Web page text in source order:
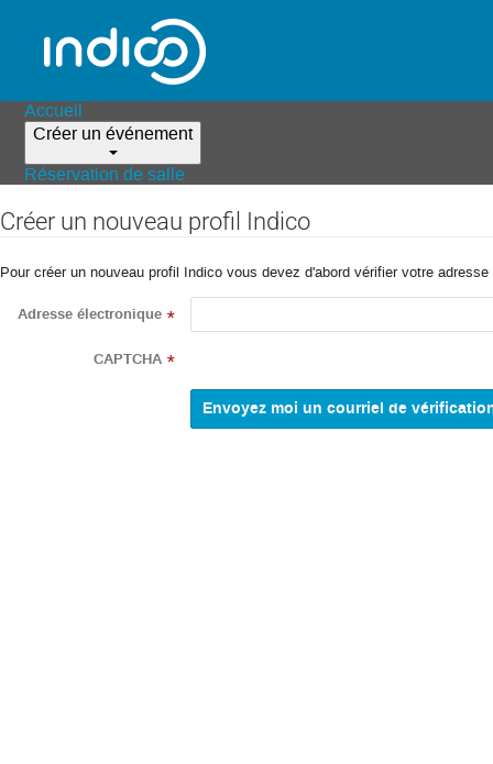
Accueil
Créer un événement
Réservation de salle
Créer un nouveau profil Indico
Pour créer un nouveau profil Indico vous devez d'abord vérifier votre
Adresse électronique *
CAPTCHA *